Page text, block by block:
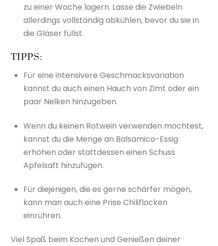
zu einer Woche lagern. Lasse die Zwiebeln
allerdings vollständig abkühlen, bevor du sie in
die Gläser füllst.
TIPPS:
Für eine intensivere Geschmacksvariation
kannst du auch einen Hauch von Zimt oder ein
paar Nelken hinzugeben.
Wenn du keinen Rotwein verwenden möchtest,
kannst du die Menge an Balsamico-Essig
erhöhen oder stattdessen einen Schuss
Apfelsaft hinzufügen.
Für diejenigen, die es gerne schärfer mögen,
kann man auch eine Prise Chiliflocken
einrühren.
Viel Spaß beim Kochen und Genießen deiner